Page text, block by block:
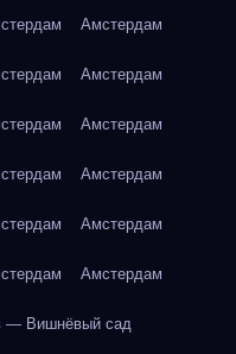
Амстердам
Амстердам
Амстердам
Амстердам
Амстердам
Амстердам
— Вишнёвый сад